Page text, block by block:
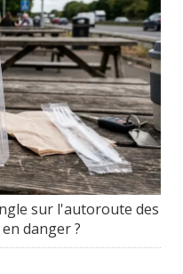
sur l'autoroute des
danger ?